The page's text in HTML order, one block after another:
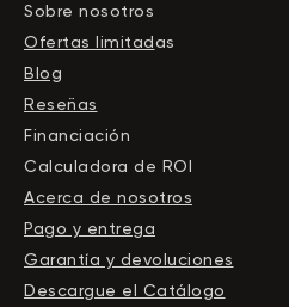
Sobre nosotros
Ofertas limitadas
Blog
Reseñas
Financiación
Calculadora de ROI
Acerca de nosotros
Pago y entrega
Garantía y devoluciones
Descargue el Сatálogo